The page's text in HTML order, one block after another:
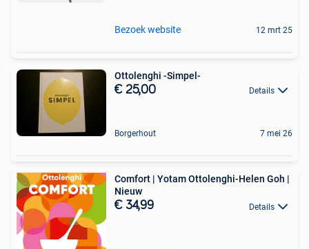
Bezoek website 12 mrt 25
Ottolenghi -Simpel-
€ 25,00 Details
Borgerhout 7 mei 26
Comfort | Yotam Ottolenghi-Helen Goh |
Nieuw
€ 34,99 Details